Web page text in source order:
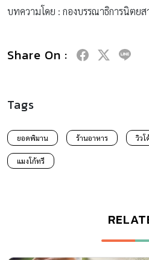
บทความโดย : กองบรรณาธิการนิตยส
Share On :
Tags
ยอดพิมาน ร้านอาหาร วิวโ
แมงโก้ทรี